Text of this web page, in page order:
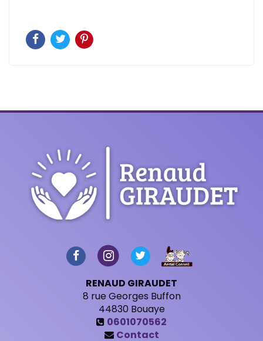
RENAUD GIRAUDET
8 rue Georges Buffon
44830 Bouaye
0601070562
Contact